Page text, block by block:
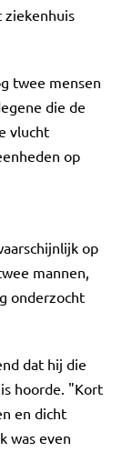
ziekenhuis
twee mensen
die de
vlucht
op
op
mannen,
onderzocht
dat hij die
hoorde. "Kort
en dicht
was even